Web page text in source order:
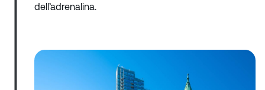
dell’adrenalina.